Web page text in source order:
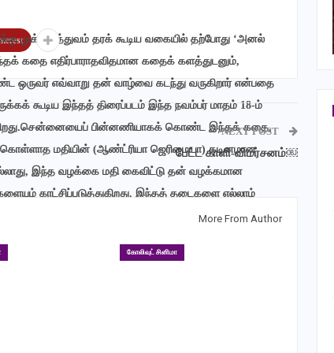
முக்கியத்துவம் தரக் கூடிய வகையில் தற்போது ‘அனல்
கதை எதிர்பாராதவிதமான கதைக் களத்துடனும்,
ஒருவர் எவ்வாறு தன் வாழ்வை கடந்து வருகிறார் என்பதை
கூடிய இந்தத் திரைப்படம் இந்த நவம்பர் மாதம் 18-ம்
பின்னணியாகக் கொண்ட இந்தக் கதை,
மதியின் (ஆண்ட்ரியா ஜெரிமையா) கடினமான
இந்த வழக்கை மதி கைவிட்டு தன் வழக்கமான
காட்சிப்படுத்துகிறது. இந்தத் தடைகளை எல்லாம்
இந்த வழக்கிற்காக போராடுவாளா அல்லது பாதியிலேயே
ஆனந்த் கூறுகையில், ”சோனி லிவ் ஓடிடி தளம் நம்முடைய
NEXT POST
பேட்ட காளி-விமர்சனம்￼
More From Author
கோலிவுட் சினிமா